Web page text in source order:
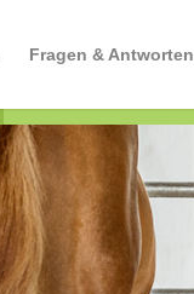
Fragen & Antworten